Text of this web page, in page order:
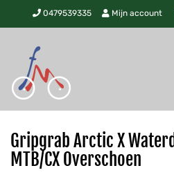
0479539335 Mijn account
Gripgrab Arctic X
MTB/CX Overschoen